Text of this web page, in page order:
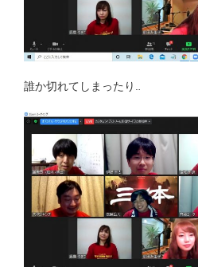
誰か切れてしまったり…